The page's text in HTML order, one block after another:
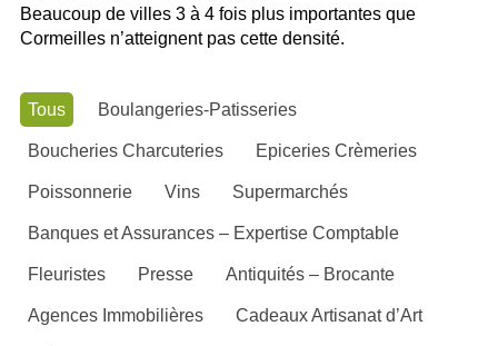
Beaucoup de villes 3 à 4 fois plus importantes que
Cormeilles n’atteignent pas cette densité.
Tous Boulangeries-Patisseries
Boucheries Charcuteries Epiceries Crèmeries
Poissonnerie Vins Supermarchés
Banques et Assurances – Expertise Comptable
Fleuristes Presse Antiquités – Brocante
Agences Immobilières Cadeaux Artisanat d’Art